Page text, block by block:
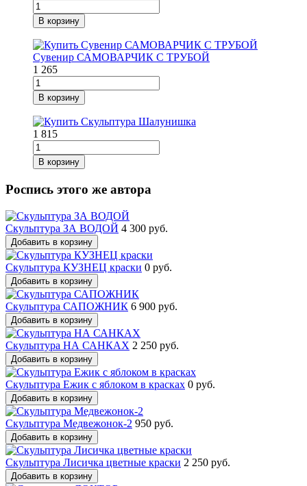
В корзину
Сувенир САМОВАРЧИК С ТРУБОЙ
1 265
В корзину
1 815
В корзину
Роспись этого же автора
Скульптура ЗА ВОДОЙ 4 300 руб.
Добавить в корзину
Скульптура КУЗНЕЦ краски 0 руб.
Добавить в корзину
Скульптура САПОЖНИК 6 900 руб.
Добавить в корзину
Скульптура НА САНКАХ 2 250 руб.
Добавить в корзину
Скульптура Ежик с яблоком в красках 0 руб.
Добавить в корзину
Скульптура Медвежонок-2 950 руб.
Добавить в корзину
Скульптура Лисичка цветные краски 2 250 руб.
Добавить в корзину